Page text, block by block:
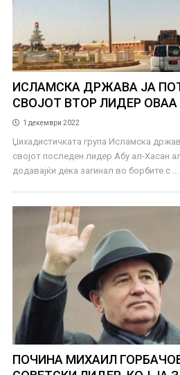
ИСЛАМСКА ДРЖАВА ЈА
СВОЈОТ ВТОР ЛИДЕР
1 декември 2022
Џихадистичката група Исламска
својот последен лидер Абу ал-Хасан
додавајќи дека загинал во борбите с ...
ПОЧИНА МИХАИЛ